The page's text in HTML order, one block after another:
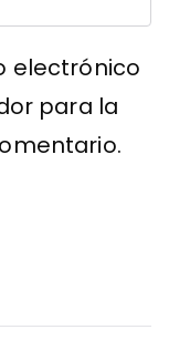
electrónico
para la